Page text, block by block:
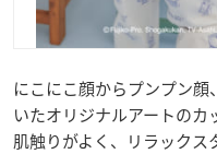
にこにこ顔からプンプン
いたオリジナルアートの
肌触りがよく、リラックス